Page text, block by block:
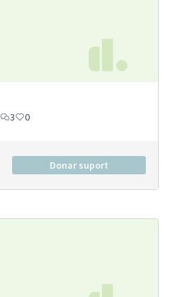
3 0
Donar suport